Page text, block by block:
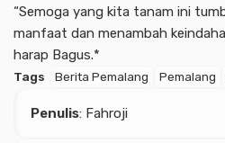
“Semoga yang kita tanam ini
manfaat dan menambah
harap Bagus.*
Tags Berita Pemalang Pemalang
Penulis: Fahroji